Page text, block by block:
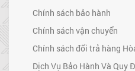
Chính sách bảo hành
Chính sách vận chuyển
Chính sách đổi trả hàng
Dịch Vụ Bảo Hành Và Quy